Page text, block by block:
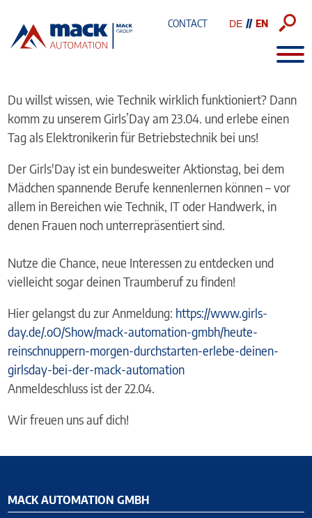
Skip
CONTACT
BESUCHE UNS AM GIRLS'DAY!
Du willst wissen, wie Technik wirklich funktioniert? Dann
komm zu unserem Girls’Day am 23.04. und erlebe einen
Tag als Elektronikerin für Betriebstechnik bei uns!
Der Girls'Day ist ein bundesweiter Aktionstag, bei dem
Mädchen spannende Berufe kennenlernen können – vor
allem in Bereichen wie Technik, IT oder Handwerk, in
denen Frauen noch unterrepräsentiert sind.
Nutze die Chance, neue Interessen zu entdecken und
vielleicht sogar deinen Traumberuf zu finden!
Hier gelangst du zur Anmeldung: https://www.girls-
day.de/.oO/Show/mack-automation-gmbh/heute-
reinschnuppern-morgen-durchstarten-erlebe-deinen-
girlsday-bei-der-mack-automation
Anmeldeschluss ist der 22.04.
Wir freuen uns auf dich!
MACK AUTOMATION GMBH